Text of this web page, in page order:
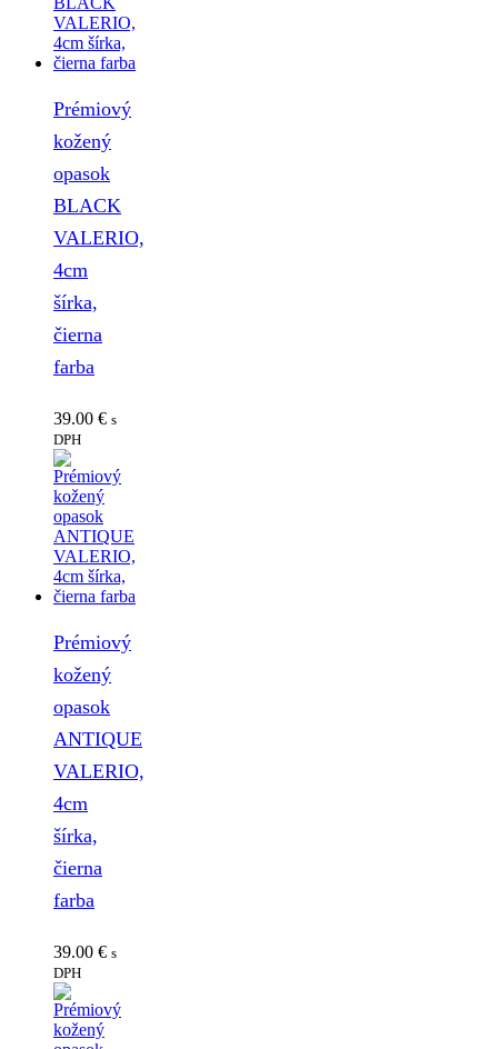
Prémiový
kožený
opasok
BLACK
VALERIO,
4cm
šírka,
čierna
farba
39.00 € s
DPH
Prémiový
kožený
opasok
ANTIQUE
VALERIO,
4cm
šírka,
čierna
farba
39.00 € s
DPH